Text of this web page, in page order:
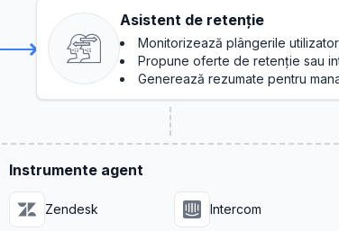
Asistent de retenție
Monitorizează plângerile
Propune oferte de retenție sau
Generează rezumate pentru
Instrumente agent
Zendesk Intercom